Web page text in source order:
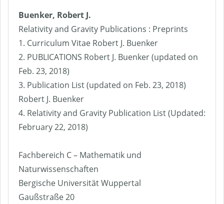
Buenker, Robert J.
Relativity and Gravity Publications : Preprints
1. Curriculum Vitae Robert J. Buenker
2. PUBLICATIONS Robert J. Buenker (updated on
Feb. 23, 2018)
3. Publication List (updated on Feb. 23, 2018)
Robert J. Buenker
4. Relativity and Gravity Publication List (Updated:
February 22, 2018)
Fachbereich C – Mathematik und
Naturwissenschaften
Bergische Universität Wuppertal
Gaußstraße 20